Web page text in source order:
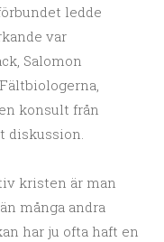
ledde
var
Salomon
konsult från
diskussion.
kristen är man
många andra
har ju ofta haft en